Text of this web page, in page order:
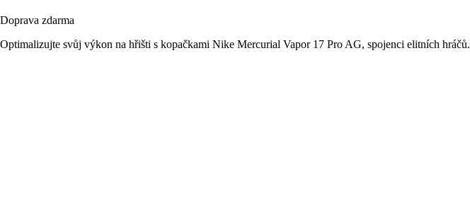
Doprava zdarma
Optimalizujte svůj výkon na hřišti s kopačkami Nike Mercurial Vapor 17 Pro AG, spojenci elitních hráčů.